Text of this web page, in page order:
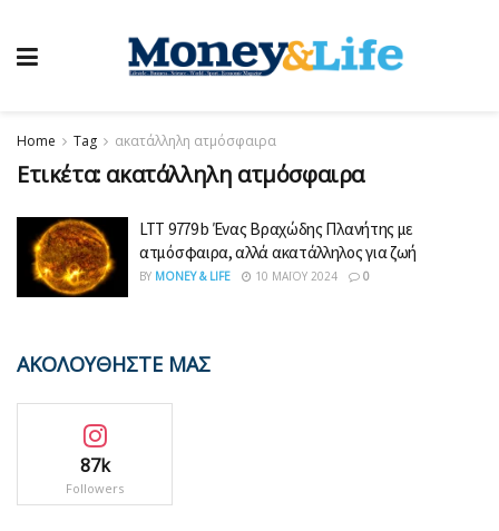
Home Tag ακατάλληλη ατμόσφαιρα
Ετικέτα: ακατάλληλη ατμόσφαιρα
LTT 9779 b Ένας Βραχώδης Πλανήτης με
ατμόσφαιρα, αλλά ακατάλληλος για ζωή
BY MONEY & LIFE 10 ΜΑΪ́ΟΥ 2024 0
ΑΚΟΛΟΥΘΗΣΤΕ ΜΑΣ
87k
Followers